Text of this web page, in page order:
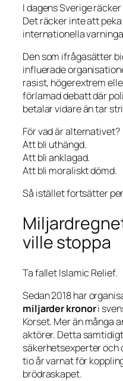
I dagens Sverige
Det räcker inte att
internationella
Den som ifrågasätter
influerade
rasist, högerextrem
förlamad debatt där
betalar vidare än tar
För vad är alternativet?
Att bli uthängd.
Att bli anklagad.
Att bli moraliskt dömd.
Så istället fortsätter
ville stoppa
Ta fallet Islamic Relief.
Sedan 2018 har
miljarder kronori
Korset. Mer än många
aktörer. Detta
säkerhetsexperter och
tio år varnat för
brödraskapet.